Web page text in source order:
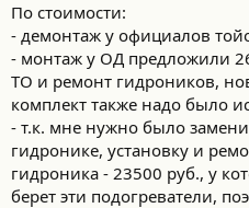
По стоимости:
- демонтаж у официалов
- монтаж у ОД предложили
ТО и ремонт гидроников,
комплект также надо было
- т.к. мне нужно было
гидронике, установку и
гидроника - 23500 руб., у
берет эти подогреватели,